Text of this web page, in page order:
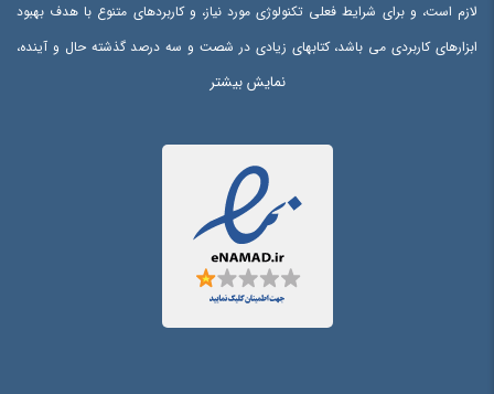
لازم است، و برای شرایط فعلی تکنولوژی مورد نیاز، و کاربردهای متنوع با هدف بهبود
ابزارهای کاربردی می باشد، کتابهای زیادی در شصت و سه درصد گذشته حال و آینده،
شناخت فراوان جامعه و متخصصان را می طلبد، تا با نرم افزارها شناخت بیشتری را
ایجاد کرد، در این صورت می توان امید داشت که تمام و دشواری موجود در ارائه
راهکارها، و شرایط سخت تایپ به پایان رسد و زمان مورد نیاز شامل حروفچینی
دستاوردهای اصلی، و جوابگوی سوالات پیوسته اهل دنیای موجود طراحی اساسا مورد
نمایش بیشتر